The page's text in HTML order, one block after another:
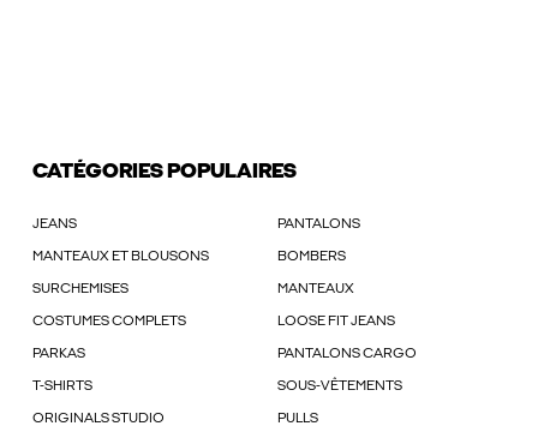
CATÉGORIES POPULAIRES
JEANS PANTALONS
MANTEAUX ET BLOUSONS BOMBERS
SURCHEMISES MANTEAUX
COSTUMES COMPLETS LOOSE FIT JEANS
PARKAS PANTALONS CARGO
T-SHIRTS SOUS-VÊTEMENTS
ORIGINALS STUDIO PULLS